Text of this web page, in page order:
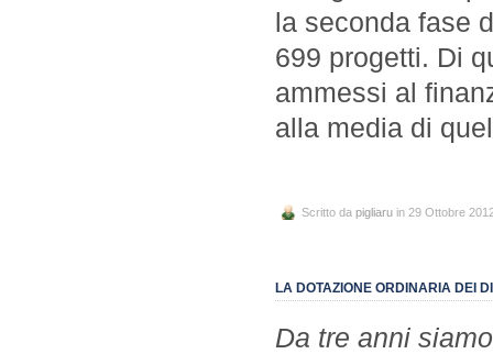
la seconda fase
699 progetti. Di
ammessi al
alla media di
Scritto da pigliaru in 29 Ottobre
LA DOTAZIONE ORDINARIA DEI
Da tre anni